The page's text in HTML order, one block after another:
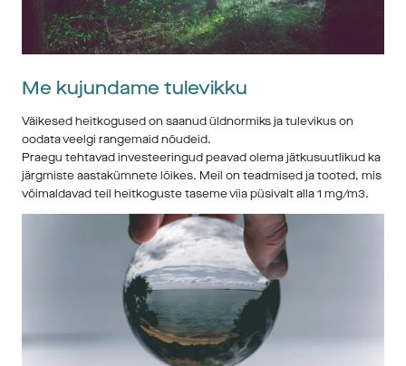
1988: CAD Laser lõikamistehnoloogia
Job oli esimene tekstiiliettevõte Euroopa põhjaosas, kes kasutas
laserlõikurit, et lõigata alati õigesse mõõtu. See oli verstapost CAD-i
kangatükk lõigati alati täpselt samamoodi. Toona oli käsitsi
lõikamine standardiks.
1992: Nõelumistehnoloogia
Job investeeris kahe täisnõelumisliini, et olla võimeline valmistama
ka nõelutud kangaid ja saada palju täiuslikumaks kangatarnijaks. Job
on endiselt ainus Põhjamaade ettevõte, kellel on nii kudumismasin
Me kujundame tulevikku
Väikesed heitkogused on saanud üldnormiks ja tulevikus on
oodata veelgi rangemaid nõudeid.
Praegu tehtavad investeeringud peavad olema jätkusuutlikud ka
järgmiste aastakümnete lõikes. Meil on teadmised ja tooted, mis
võimaldavad teil heitkoguste taseme viia püsivalt alla 1 mg/m3.